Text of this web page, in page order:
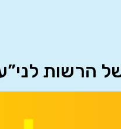
הרשות